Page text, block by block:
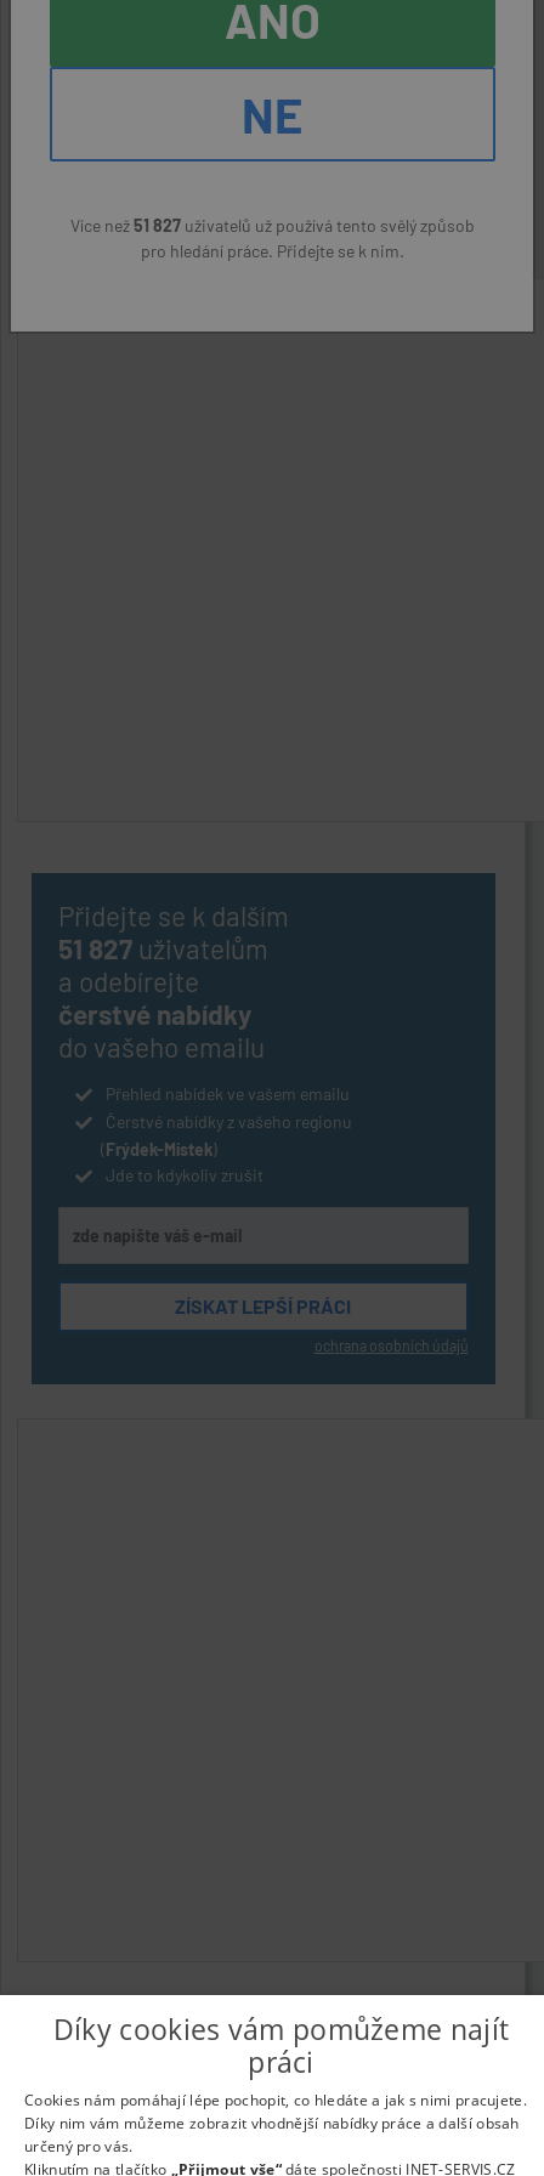
ÚDRŽBY BUDOV (ZamK)
ANO
NE
Více než51 827uživatelů už používá tento svělý způsob
pro hledání práce. Přidejte se k nim.
Přidejte se k dalším
51 827uživatelům
a odebírejte
čerstvé nabídky
do vašeho emailu
Přehled nabídek ve vašem emailu
Čerstvé nabídky z vašeho regionu
(Frýdek-Místek)
Jde to kdykoliv zrušit
ochrana osobních údajů
| Nabídka práce - zaměstnání
Informace o webu a kontakt na provozovatele
webu|Vložit inzerát|Odběr novinek |Odstranění inzerátu |
Nastavení cookies
Díky cookies vám pomůžeme najít
práci
Cookies nám pomáhají lépe pochopit, co hledáte a jak s nimi pracujete.
Díky nim vám můžeme zobrazit vhodnější nabídky práce a další obsah
určený pro vás.
Kliknutím na tlačítko „Přijmout vše“dáte společnosti INET-SERVIS.CZ